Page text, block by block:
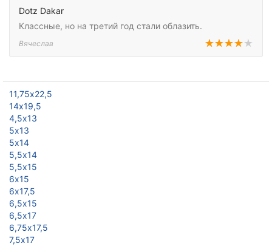
Dotz Dakar
Классные, но на третий год стали облазить.
Вячеслав
11,75х22,5
14х19,5
4,5х13
5х13
5х14
5,5х14
5,5х15
6х15
6х17,5
6,5х15
6,5х17
6,75х17,5
7,5х17